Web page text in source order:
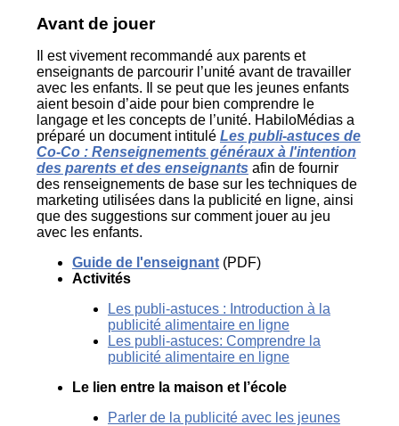
Avant de jouer
Il est vivement recommandé aux parents et
enseignants de parcourir l’unité avant de travailler
avec les enfants. Il se peut que les jeunes enfants
aient besoin d’aide pour bien comprendre le
langage et les concepts de l’unité. HabiloMédias a
préparé un document intitulé Les publi-astuces de
Co-Co : Renseignements généraux à l'intention
des parents et des enseignants afin de fournir
des renseignements de base sur les techniques de
marketing utilisées dans la publicité en ligne, ainsi
que des suggestions sur comment jouer au jeu
avec les enfants.
Guide de l'enseignant (PDF)
Activités
Les publi-astuces : Introduction à la
publicité alimentaire en ligne
Les publi-astuces: Comprendre la
publicité alimentaire en ligne
Le lien entre la maison et l’école
Parler de la publicité avec les jeunes